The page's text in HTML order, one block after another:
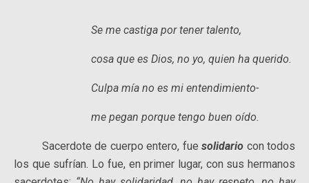
Se me castiga por tener talento,
cosa que es Dios, no yo, quien ha querido.
Culpa mía no es mi entendimiento-
me pegan porque tengo buen oído.
Sacerdote de cuerpo entero, fue solidario con todos
los que sufrían. Lo fue, en primer lugar, con sus hermanos